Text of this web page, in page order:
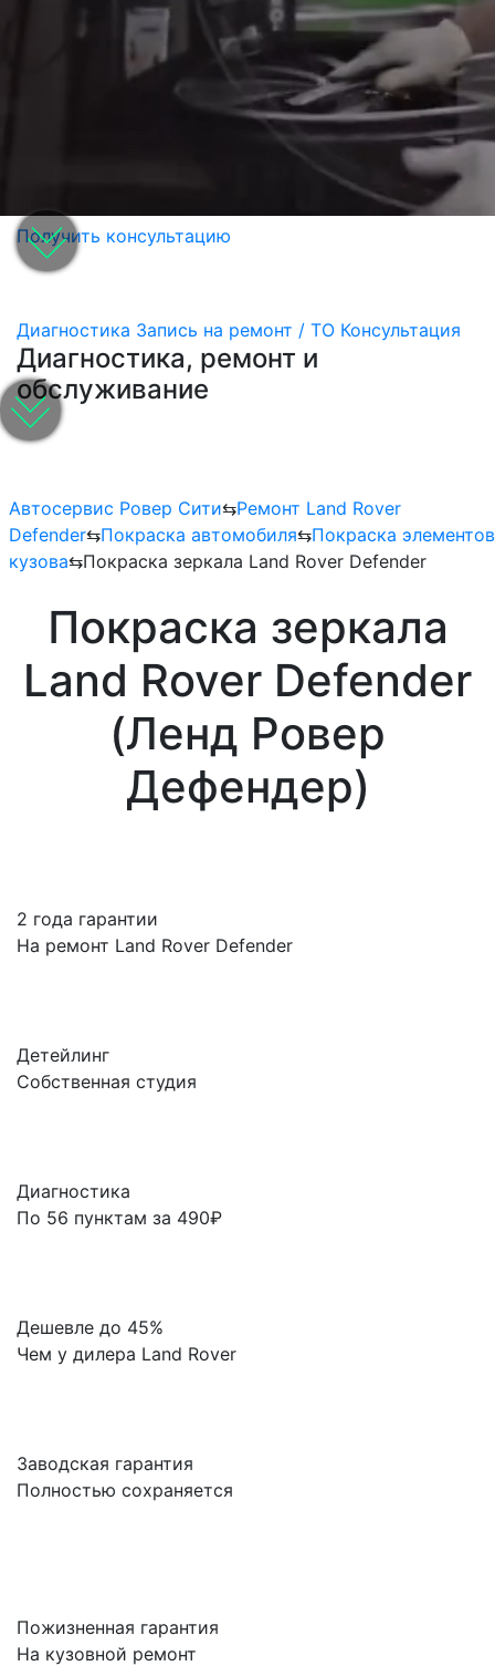
Получить консультацию
Диагностика Запись на ремонт / ТО Консультация
Диагностика, ремонт и
обслуживание
Автосервис Ровер Сити⇆Ремонт Land Rover
Defender⇆Покраска автомобиля⇆Покраска элементов
кузова⇆Покраска зеркала Land Rover Defender
Покраска зеркала
Land Rover Defender
(Ленд Ровер
Дефендер)
2 года гарантии
На ремонт Land Rover Defender
Детейлинг
Собственная студия
Диагностика
По 56 пунктам за 490₽
Дешевле до 45%
Чем у дилера Land Rover
Заводская гарантия
Полностью сохраняется
Пожизненная гарантия
На кузовной ремонт